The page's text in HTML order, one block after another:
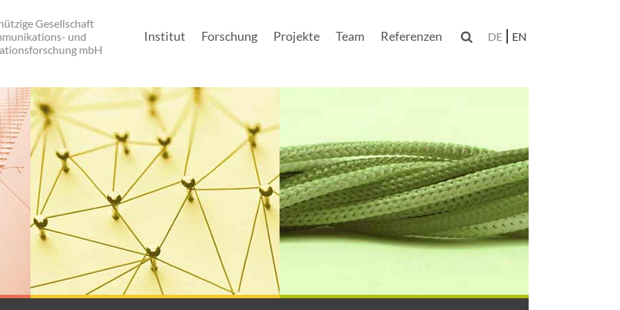
Gesellschaft
und
mbH
Institut Forschung Projekte Team Referenzen  DE EN